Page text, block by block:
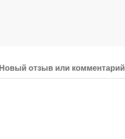
Новый отзыв или комментарий